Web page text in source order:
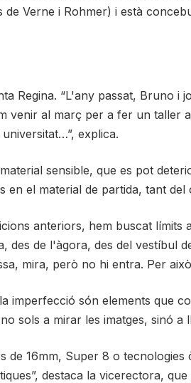
Verne i Rohmer) i està
Regina. “L'any passat, Bruno
venir al març per a fer un taller
explica.
sensible, que es pot
el material de partida, tant del
anteriors, hem buscat límits
de l'àgora, des del vestíbul
mira, però no hi entra. Per
imperfecció són elements que
sols a mirar les imatges, sinó a
16mm, Super 8 o
destaca la vicerectora,